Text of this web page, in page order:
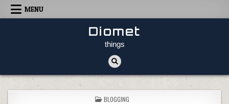
Skip to content
MENU
Diomet
things
POSTED IN
BLOGGING